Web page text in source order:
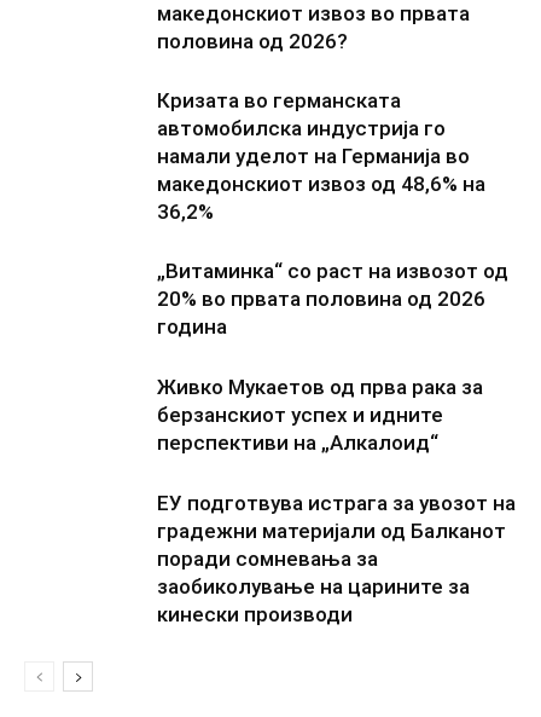
македонскиот извоз во првата
половина од 2026?
Кризата во германската
автомобилска индустрија го
намали уделот на Германија во
македонскиот извоз од 48,6% на
36,2%
„Витаминка“ со раст на извозот од
20% во првата половина од 2026
година
Живко Мукаетов од прва рака за
берзанскиот успех и идните
перспективи на „Алкалоид“
ЕУ подготвува истрага за увозот на
градежни материјали од Балканот
поради сомневања за
заобиколување на царините за
кинески производи